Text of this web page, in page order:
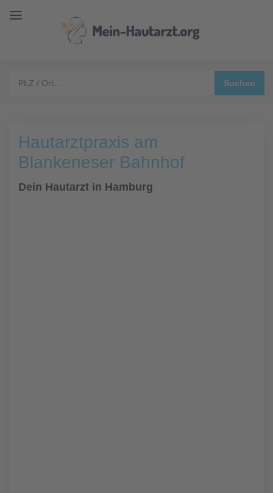
Hautarztpraxis am
Blankeneser Bahnhof
Dein Hautarzt in Hamburg